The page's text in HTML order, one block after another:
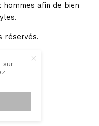
hommes afin de bien
réservés.
sur